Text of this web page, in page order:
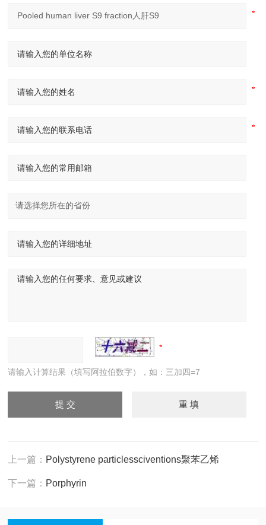
请输入计算结果（填写阿拉伯数字），如：三加四=7
上一篇： Polystyrene particlessciventions聚苯乙烯
下一篇： Porphyrin